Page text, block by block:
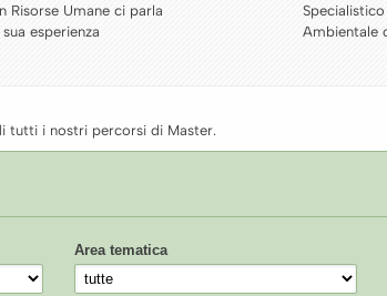
in Management della Sostenibilità
ci parla di MELIUSform e della sua
tutti i nostri percorsi di Master.
Area tematica